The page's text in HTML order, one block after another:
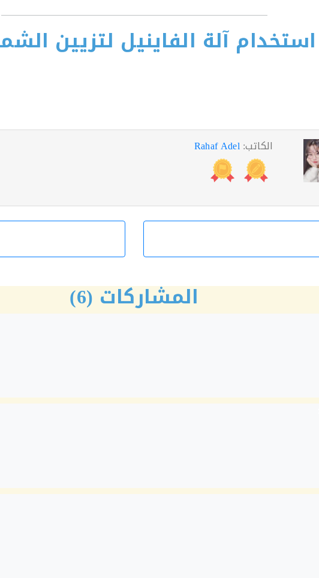
استخدام آلة الفاينيل لتزيين
الكاتب:Rahaf Adel
المشاركات (6)